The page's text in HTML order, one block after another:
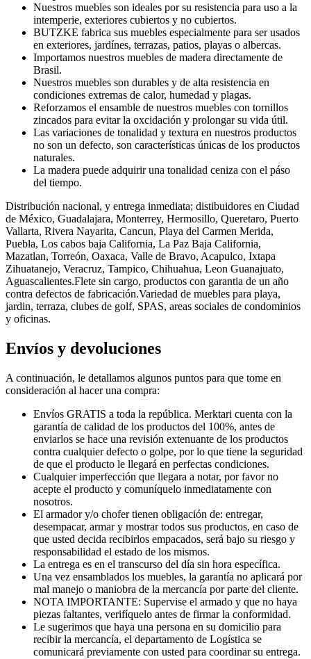
Nuestros muebles son ideales por su resistencia para uso a la
intemperie, exteriores cubiertos y no cubiertos.
BUTZKE fabrica sus muebles especialmente para ser usados
en exteriores, jardínes, terrazas, patios, playas o albercas.
Importamos nuestros muebles de madera directamente de
Brasil.
Nuestros muebles son durables y de alta resistencia en
condiciones extremas de calor, humedad y plagas.
Reforzamos el ensamble de nuestros muebles con tornillos
zincados para evitar la oxcidación y prolongar su vida útil.
Las variaciones de tonalidad y textura en nuestros productos
no son un defecto, son características únicas de los productos
naturales.
La madera puede adquirir una tonalidad ceniza con el páso
del tiempo.
Distribución nacional, y entrega inmediata; distibuidores en Ciudad
de México, Guadalajara, Monterrey, Hermosillo, Queretaro, Puerto
Vallarta, Rivera Nayarita, Cancun, Playa del Carmen Merida,
Puebla, Los cabos baja California, La Paz Baja California,
Mazatlan, Torreón, Oaxaca, Valle de Bravo, Acapulco, Ixtapa
Zihuatanejo, Veracruz, Tampico, Chihuahua, Leon Guanajuato,
Aguascalientes.Flete sin cargo, productos con garantia de un año
contra defectos de fabricación.Variedad de muebles para playa,
jardin, terraza, clubes de golf, SPAS, areas sociales de condominios
y oficinas.
Envíos y devoluciones
A continuación, le detallamos algunos puntos para que tome en
consideración al hacer una compra:
Envíos GRATIS a toda la república. Merktari cuenta con la
garantía de calidad de los productos del 100%, antes de
enviarlos se hace una revisión extenuante de los productos
contra cualquier defecto o golpe, por lo que tiene la seguridad
de que el producto le llegará en perfectas condiciones.
Cualquier imperfección que llegara a notar, por favor no
acepte el producto y comuníquelo inmediatamente con
nosotros.
El armador y/o chofer tienen obligación de: entregar,
desempacar, armar y mostrar todos sus productos, en caso de
que usted decida recibirlos empacados, será bajo su riesgo y
responsabilidad el estado de los mismos.
La entrega es en el transcurso del día sin hora específica.
Una vez ensamblados los muebles, la garantía no aplicará por
mal manejo o maniobra de la mercancía por parte del cliente.
NOTA IMPORTANTE: Supervise el armado y que no haya
piezas faltantes, verifíquelo antes de firmar la conformidad.
Le sugerimos que haya una persona en su domicilio para
recibir la mercancía, el departamento de Logística se
comunicará previamente con usted para coordinar su entrega.